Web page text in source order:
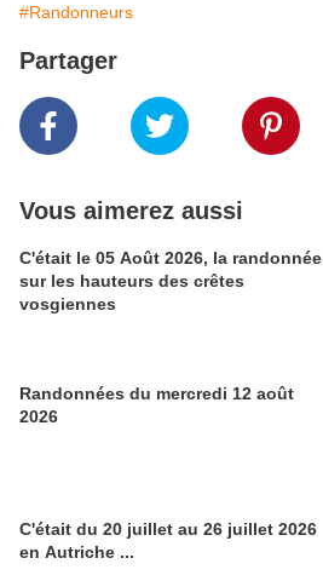
#Randonneurs
Partager
Vous aimerez aussi
C'était le 05 Août 2026, la randonnée
sur les hauteurs des crêtes
vosgiennes
Randonnées du mercredi 12 août
2026
C'était du 20 juillet au 26 juillet 2026
en Autriche ...